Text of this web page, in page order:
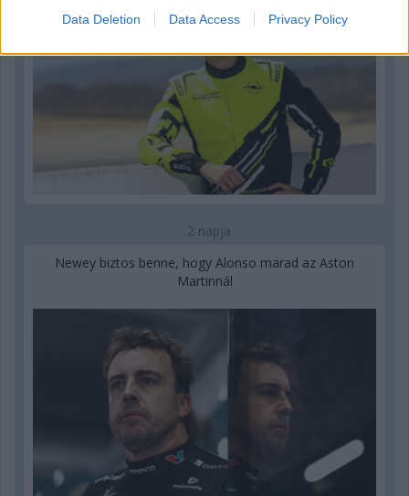
Data Deletion Data Access Privacy Policy
2 napja
Newey biztos benne, hogy Alonso marad az Aston
Martinnál